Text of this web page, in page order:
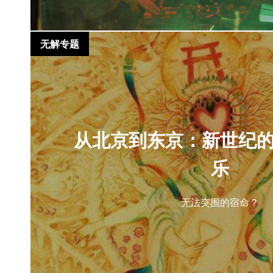
从北京到东京：新世纪
乐
无法突围的宿命？
无解专题